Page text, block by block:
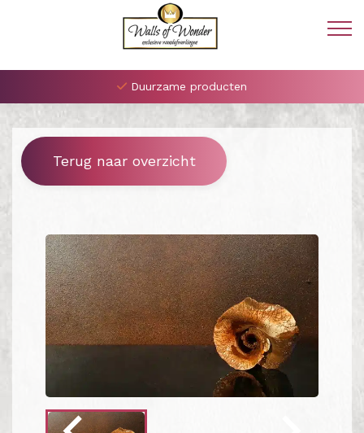
Duurzame producten
Terug naar overzicht